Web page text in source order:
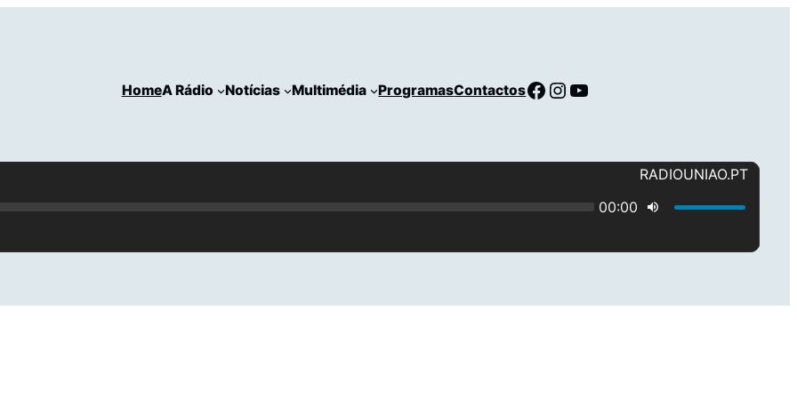
HomeA Rádio Notícias Multimédia ProgramasContactosFacebook InstagramYouTube